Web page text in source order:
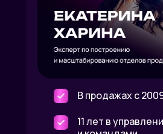
В продажах с
11 лет в